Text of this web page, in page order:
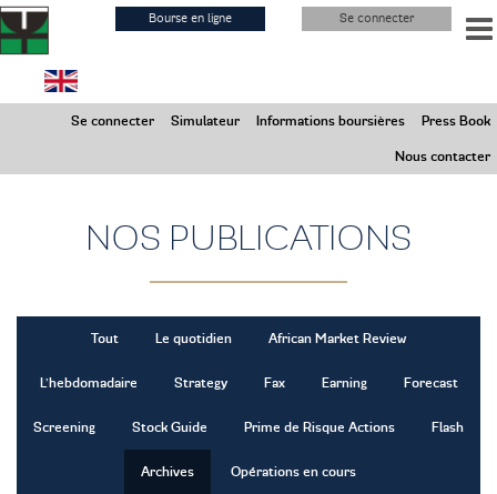
Aller
au
contenu
principal
Bourse en ligne Se connecter
Se connecter Simulateur Informations boursières Press Book
Nous contacter
Samedi 8 Août 2026
NOS PUBLICATIONS
Tout Le quotidien African Market Review
L’hebdomadaire Strategy Fax Earning Forecast
Screening Stock Guide Prime de Risque Actions Flash
Archives Opérations en cours